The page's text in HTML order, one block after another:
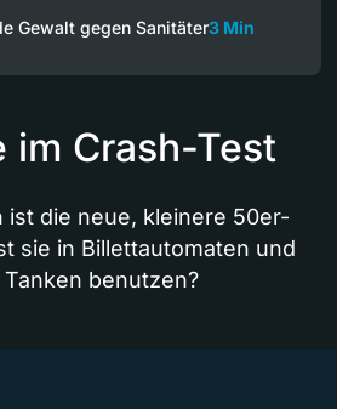
Gewalt gegen Sanitäter3 Min
im Crash-Test
ist die neue, kleinere 50er-
sie in Billettautomaten und
benutzen?